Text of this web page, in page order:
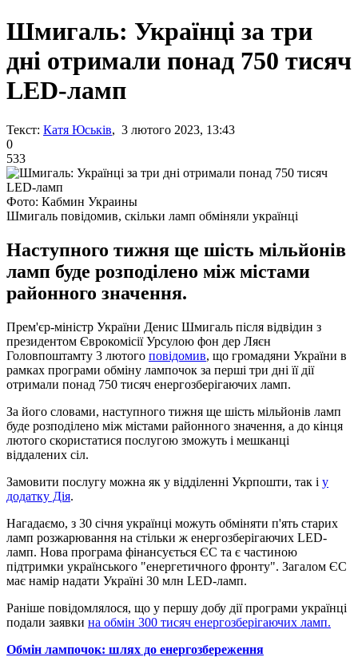
Шмигаль: Українці за три
дні отримали понад 750 тисяч
LED-ламп
Текст: Катя Юськів, 3 лютого 2023, 13:43
0
533
Фото: Кабмин Украины
Шмигаль повідомив, скільки ламп обміняли українці
Наступного тижня ще шість мільйонів
ламп буде розподілено між містами
районного значення.
Прем'єр-міністр України Денис Шмигаль після відвідин з
президентом Єврокомісії Урсулою фон дер Ляєн
Головпоштамту 3 лютого повідомив, що громадяни України в
рамках програми обміну лампочок за перші три дні її дії
отримали понад 750 тисяч енергозберігаючих ламп.
За його словами, наступного тижня ще шість мільйонів ламп
буде розподілено між містами районного значення, а до кінця
лютого скористатися послугою зможуть і мешканці
віддалених сіл.
Замовити послугу можна як у відділенні Укрпошти, так і у
додатку Дія.
Нагадаємо, з 30 січня українці можуть обміняти п'ять старих
ламп розжарювання на стільки ж енергозберігаючих LED-
ламп. Нова програма фінансується ЄС та є частиною
підтримки українського "енергетичного фронту". Загалом ЄС
має намір надати Україні 30 млн LED-ламп.
Раніше повідомлялося, що у першу добу дії програми українці
подали заявки на обмін 300 тисяч енергозберігаючих ламп.
Обмін лампочок: шлях до енергозбереження